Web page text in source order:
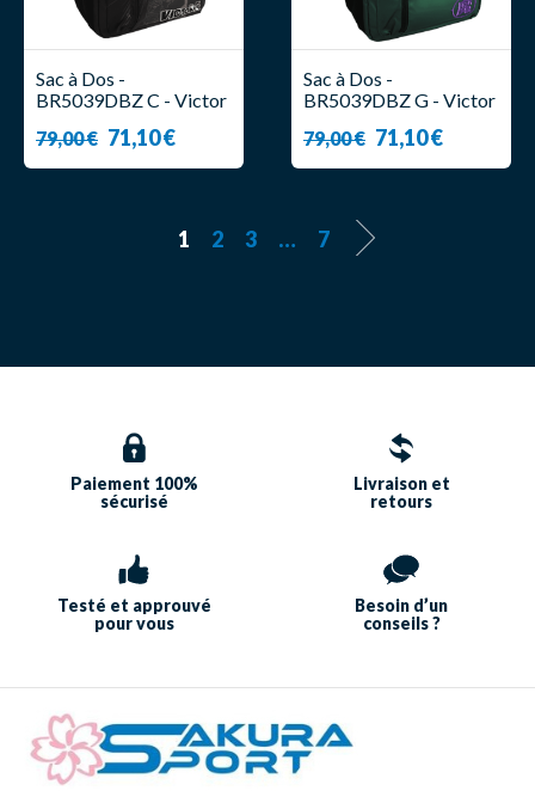
Sac à Dos -
BR5039DBZ C - Victor
79,00 € 71,10 €
Sac à Dos -
BR5039DBZ G - Victor
79,00 € 71,10 €
1 2 3 … 7
Paiement 100%
sécurisé
Livraison et
retours
Testé et approuvé
pour vous
Besoin d’un
conseils ?